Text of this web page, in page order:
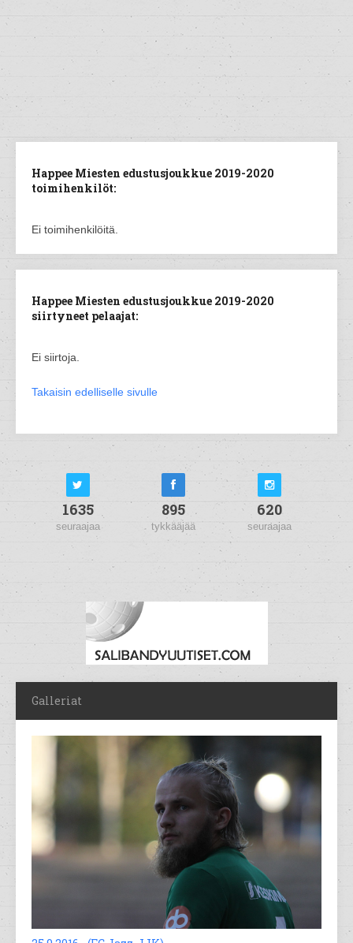
Happee Miesten edustusjoukkue 2019-2020
toimihenkilöt:
Ei toimihenkilöitä.
Happee Miesten edustusjoukkue 2019-2020
siirtyneet pelaajat:
Ei siirtoja.
Takaisin edelliselle sivulle
1635
seuraajaa
895
tykkääjää
620
seuraajaa
Galleriat